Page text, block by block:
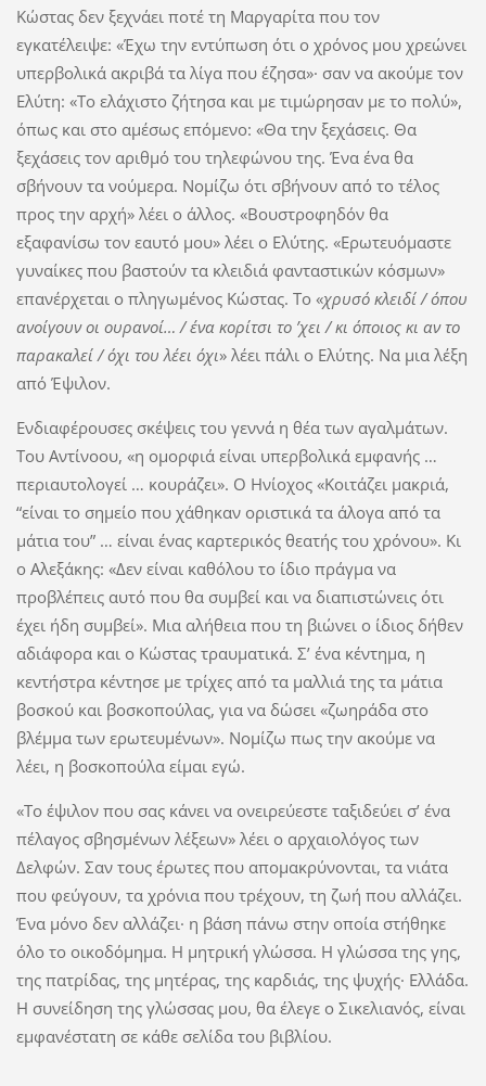
Κώστας δεν ξεχνάει ποτέ τη Μαργαρίτα που τον
εγκατέλειψε: «Έχω την εντύπωση ότι ο χρόνος μου χρεώνει
υπερβολικά ακριβά τα λίγα που έζησα»· σαν να ακούμε τον
Ελύτη: «Το ελάχιστο ζήτησα και με τιμώρησαν με το πολύ»,
όπως και στο αμέσως επόμενο: «Θα την ξεχάσεις. Θα
ξεχάσεις τον αριθμό του τηλεφώνου της. Ένα ένα θα
σβήνουν τα νούμερα. Νομίζω ότι σβήνουν από το τέλος
προς την αρχή» λέει ο άλλος. «Βουστροφηδόν θα
εξαφανίσω τον εαυτό μου» λέει ο Ελύτης. «Ερωτευόμαστε
γυναίκες που βαστούν τα κλειδιά φανταστικών κόσμων»
επανέρχεται ο πληγωμένος Κώστας. Το «χρυσό κλειδί / όπου
ανοίγουν οι ουρανοί… / ένα κορίτσι το ’χει / κι όποιος κι αν το
παρακαλεί / όχι του λέει όχι» λέει πάλι ο Ελύτης. Να μια λέξη
από Έψιλον.
Ενδιαφέρουσες σκέψεις του γεννά η θέα των αγαλμάτων.
Του Αντίνοου, «η ομορφιά είναι υπερβολικά εμφανής …
περιαυτολογεί … κουράζει». Ο Ηνίοχος «Κοιτάζει μακριά,
“είναι το σημείο που χάθηκαν οριστικά τα άλογα από τα
μάτια του” … είναι ένας καρτερικός θεατής του χρόνου». Κι
ο Αλεξάκης: «Δεν είναι καθόλου το ίδιο πράγμα να
προβλέπεις αυτό που θα συμβεί και να διαπιστώνεις ότι
έχει ήδη συμβεί». Μια αλήθεια που τη βιώνει ο ίδιος δήθεν
αδιάφορα και ο Κώστας τραυματικά. Σ’ ένα κέντημα, η
κεντήστρα κέντησε με τρίχες από τα μαλλιά της τα μάτια
βοσκού και βοσκοπούλας, για να δώσει «ζωηράδα στο
βλέμμα των ερωτευμένων». Νομίζω πως την ακούμε να
λέει, η βοσκοπούλα είμαι εγώ.
«Το έψιλον που σας κάνει να ονειρεύεστε ταξιδεύει σ’ ένα
πέλαγος σβησμένων λέξεων» λέει ο αρχαιολόγος των
Δελφών. Σαν τους έρωτες που απομακρύνονται, τα νιάτα
που φεύγουν, τα χρόνια που τρέχουν, τη ζωή που αλλάζει.
Ένα μόνο δεν αλλάζει· η βάση πάνω στην οποία στήθηκε
όλο το οικοδόμημα. Η μητρική γλώσσα. Η γλώσσα της γης,
της πατρίδας, της μητέρας, της καρδιάς, της ψυχής· Ελλάδα.
Η συνείδηση της γλώσσας μου, θα έλεγε ο Σικελιανός, είναι
εμφανέστατη σε κάθε σελίδα του βιβλίου.